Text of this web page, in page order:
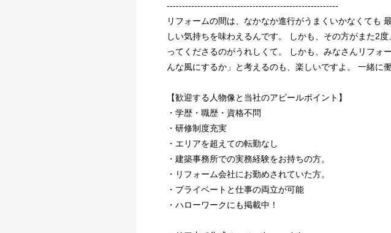
--------------------------------------------------------
リフォームの間は、なかなか進行がうまくいかなくても
しい気持ちを味わえるんです。 しかも、その方がまた2
ってくださるのがうれしくて。 しかも、みなさんリフ
んな風にするか」と考えるのも、楽しいですよ。 一緒に
【歓迎する人物像と当社のアピールポイント】
・学歴・職歴・資格不問
・研修制度充実
・エリアを超えての転勤なし
・建築事務所での実務経験をお持ちの方。
・リフォーム会社にお勤めされていた方。
・プライベートと仕事の両立が可能
・ハローワークにも掲載中！